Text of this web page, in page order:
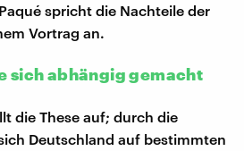
spricht die Nachteile der
Vortrag an.
sich abhängig gemacht
die These auf; durch die
Deutschland auf bestimmten